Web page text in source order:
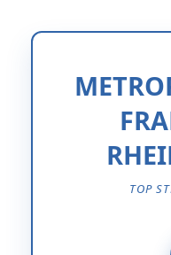
TOP